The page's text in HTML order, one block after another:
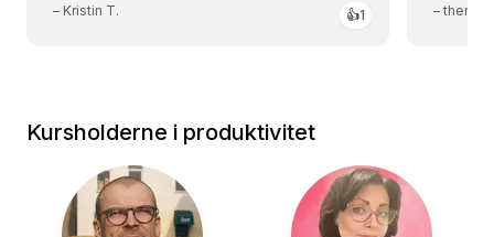
– Kristin T. 👍1 –
Kursholderne i produktivitet